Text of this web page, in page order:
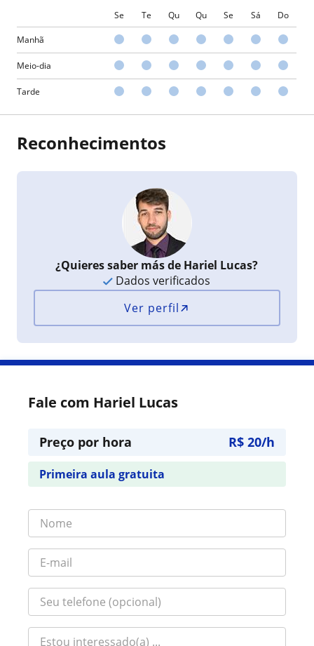
Se Te Qu Qu Se Sá Do
Manhã
Meio-dia
Tarde
Reconhecimentos
¿Quieres saber más de Hariel Lucas?
Dados verificados
Ver perfil
Fale com Hariel Lucas
Preço por hora R$ 20/h
Primeira aula gratuita